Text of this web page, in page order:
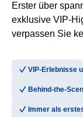
Erster über
exklusive VIP-
verpassen Sie
􀆅 VIP-Erlebnisse
􀆅 Behind-the-
􀆅 Immer als